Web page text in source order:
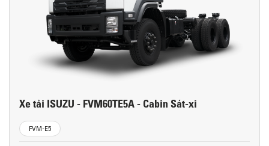
Xe tải ISUZU - FVM60TE5A - Cabin Sát-xi
FVM-E5